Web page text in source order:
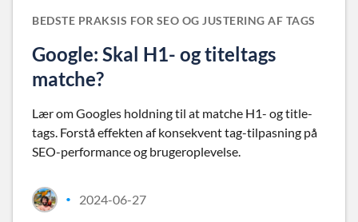
BEDSTE PRAKSIS FOR SEO OG JUSTERING AF TAGS
Google: Skal H1- og titeltags
matche?
Lær om Googles holdning til at matche H1- og title-
tags. Forstå effekten af konsekvent tag-tilpasning på
SEO-performance og brugeroplevelse.
• 2024-06-27